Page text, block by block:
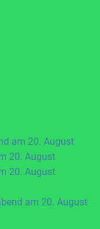
am 20. August
20. August
20. August
am 20. August